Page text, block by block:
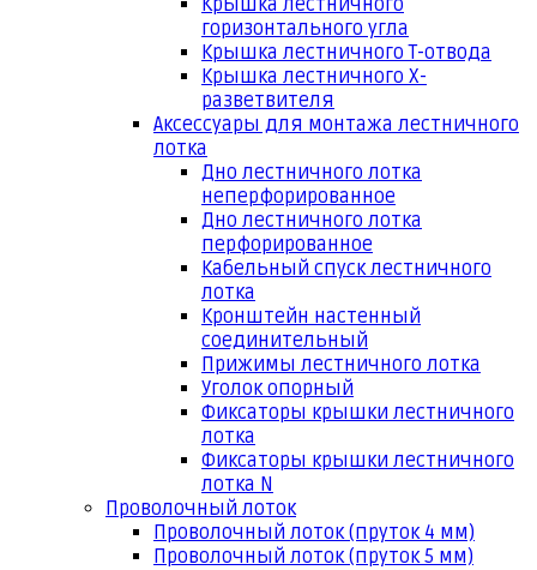
Крышка лестничного
горизонтального угла
Крышка лестничного Т-отвода
Крышка лестничного Х-
разветвителя
Аксессуары для монтажа лестничного
лотка
Дно лестничного лотка
неперфорированное
Дно лестничного лотка
перфорированное
Кабельный спуск лестничного
лотка
Кронштейн настенный
соединительный
Прижимы лестничного лотка
Уголок опорный
Фиксаторы крышки лестничного
лотка
Фиксаторы крышки лестничного
лотка N
Проволочный лоток
Проволочный лоток (пруток 4 мм)
Проволочный лоток (пруток 5 мм)